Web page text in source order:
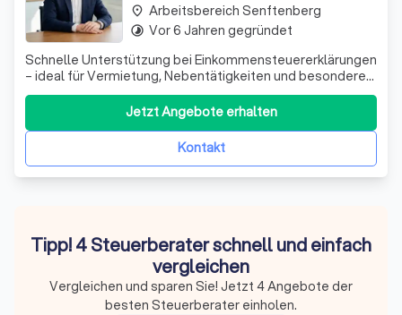
Schnelle Unterstützung bei Einkommensteuererklärungen
– ideal für Vermietung, Nebentätigkeiten und besondere
private Situationen. Persönlich und unkompliziert.
Kontakt
Jetzt Angebote erhalten
place Arbeitsbereich Senftenberg
timelapse Vor 6 Jahren gegründet
Tipp! 4 Steuerberater schnell und einfach
vergleichen
Vergleichen und sparen Sie! Jetzt 4 Angebote der
besten Steuerberater einholen.